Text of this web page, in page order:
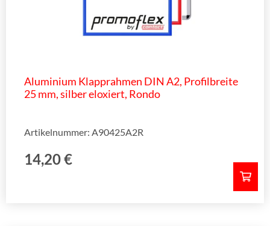
Aluminium Klapprahmen DIN A2, Profilbreite
25 mm, silber eloxiert, Rondo
14,20€
Artikelnummer: A90425A2R